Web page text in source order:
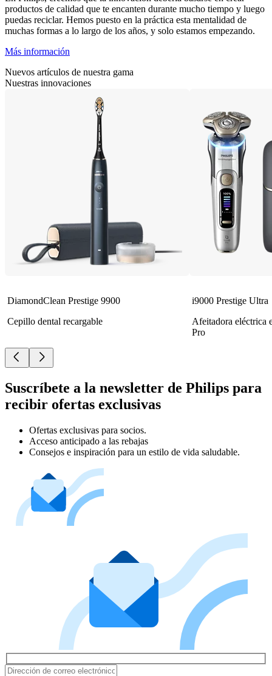
productos de calidad que te encanten durante mucho tiempo y luego
puedas reciclar. Hemos puesto en la práctica esta mentalidad de
muchas formas a lo largo de los años, y solo estamos empezando.
Más información
Nuevos artículos de nuestra gama
Nuestras innovaciones
DiamondClean Prestige 9900
Cepillo dental recargable
i9000 Prestige Ultra
Afeitadora eléctrica
Pro
Suscríbete a la newsletter de Philips para
recibir ofertas exclusivas
Ofertas exclusivas para socios.
Acceso anticipado a las rebajas
Consejos e inspiración para un estilo de vida saludable.